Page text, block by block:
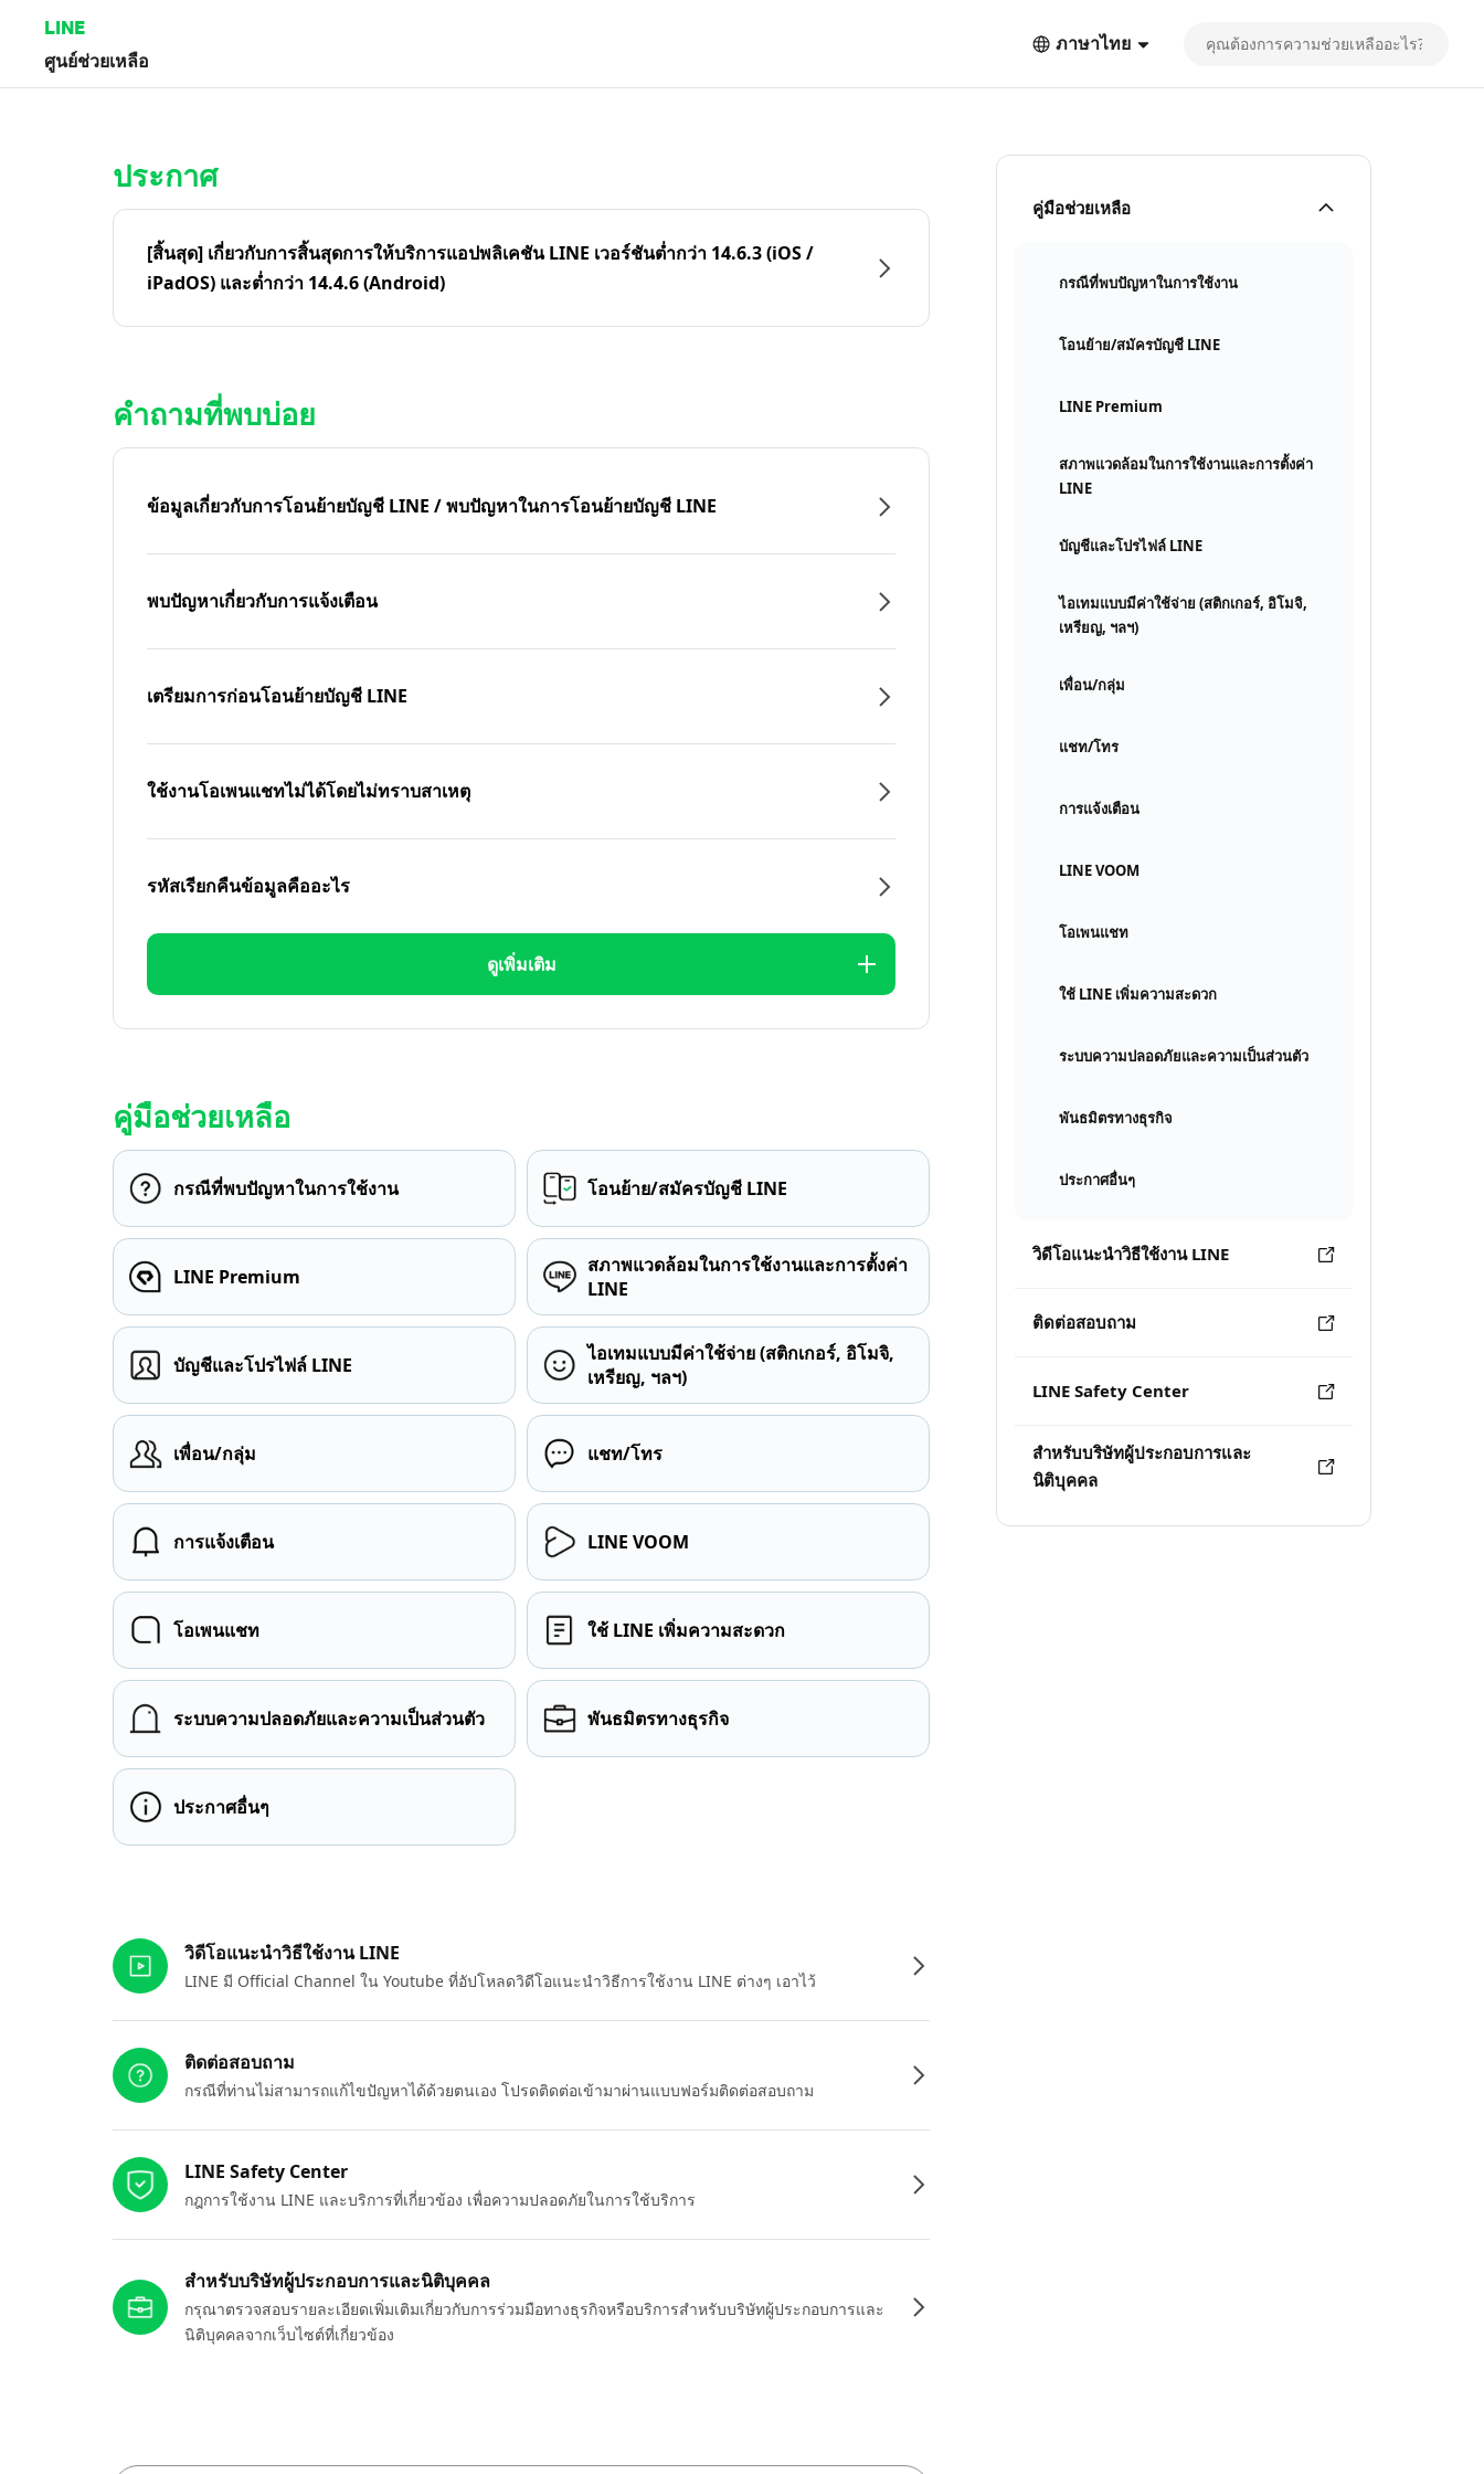
LINE
ศูนย์ช่วยเหลือ
ภาษาไทย
คู่มือช่วยเหลือ
กรณีที่พบปัญหาในการใช้งาน
โอนย้าย/สมัครบัญชี LINE
LINE Premium
สภาพแวดล้อมในการใช้งานและการตั้งค่า
LINE
บัญชีและโปรไฟล์ LINE
ไอเทมแบบมีค่าใช้จ่าย (สติกเกอร์, อิโมจิ,
เหรียญ, ฯลฯ)
เพื่อน/กลุ่ม
แชท/โทร
การแจ้งเตือน
LINE VOOM
โอเพนแชท
ใช้ LINE เพิ่มความสะดวก
ระบบความปลอดภัยและความเป็นส่วนตัว
พันธมิตรทางธุรกิจ
ประกาศอื่นๆ
วิดีโอแนะนำวิธีใช้งาน LINE
ติดต่อสอบถาม
LINE Safety Center
สำหรับบริษัทผู้ประกอบการและ
นิติบุคคล
ประกาศ
[สิ้นสุด] เกี่ยวกับการสิ้นสุดการให้บริการแอปพลิเคชัน LINE เวอร์ชันต่ำกว่า 14.6.3 (iOS /
iPadOS) และต่ำกว่า 14.4.6 (Android)
คำถามที่พบบ่อย
ข้อมูลเกี่ยวกับการโอนย้ายบัญชี LINE / พบปัญหาในการโอนย้ายบัญชี LINE
พบปัญหาเกี่ยวกับการแจ้งเตือน
เตรียมการก่อนโอนย้ายบัญชี LINE
ใช้งานโอเพนแชทไม่ได้โดยไม่ทราบสาเหตุ
รหัสเรียกคืนข้อมูลคืออะไร
ดูเพิ่มเติม
คู่มือช่วยเหลือ
กรณีที่พบปัญหาในการใช้งาน โอนย้าย/สมัครบัญชี LINE
LINE Premium
สภาพแวดล้อมในการใช้งานและการตั้งค่า
LINE
บัญชีและโปรไฟล์ LINE
ไอเทมแบบมีค่าใช้จ่าย (สติกเกอร์, อิโมจิ,
เหรียญ, ฯลฯ)
เพื่อน/กลุ่ม แชท/โทร
การแจ้งเตือน LINE VOOM
โอเพนแชท ใช้ LINE เพิ่มความสะดวก
ระบบความปลอดภัยและความเป็นส่วนตัว พันธมิตรทางธุรกิจ
ประกาศอื่นๆ
วิดีโอแนะนำวิธีใช้งาน LINE
LINE มี Official Channel ใน Youtube ที่อัปโหลดวิดีโอแนะนำวิธีการใช้งาน LINE ต่างๆ เอาไว้
ติดต่อสอบถาม
กรณีที่ท่านไม่สามารถแก้ไขปัญหาได้ด้วยตนเอง โปรดติดต่อเข้ามาผ่านแบบฟอร์มติดต่อสอบถาม
LINE Safety Center
กฎการใช้งาน LINE และบริการที่เกี่ยวข้อง เพื่อความปลอดภัยในการใช้บริการ
สำหรับบริษัทผู้ประกอบการและนิติบุคคล
กรุณาตรวจสอบรายละเอียดเพิ่มเติมเกี่ยวกับการร่วมมือทางธุรกิจหรือบริการสำหรับบริษัทผู้ประกอบการและ
นิติบุคคลจากเว็บไซต์ที่เกี่ยวข้อง